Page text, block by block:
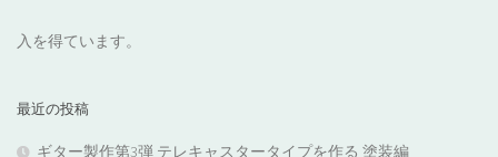
入を得ています。
最近の投稿
ギター製作第3弾 テレキャスタータイプを作る 塗装編